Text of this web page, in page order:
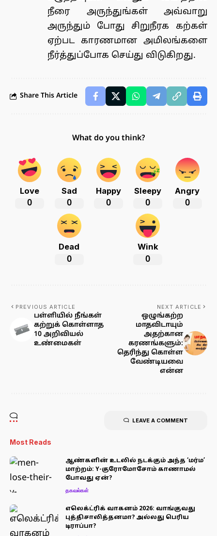
நீரை அருந்துங்கள் அவ்வாறு
அருந்தும் போது சிறுநீரக கற்கள்
ஏற்பட காரணமான அமிலங்களை
நீர்த்துப்போக செய்து விடுகிறது.
Share This Article
What do you think?
Love
0
Sad
0
Happy
0
Sleepy
0
Angry
0
Dead
0
Wink
0
PREVIOUS ARTICLE
பள்ளியில் நீங்கள்
கற்றுக் கொள்ளாத
10 அறிவியல்
உண்மைகள்
NEXT ARTICLE
ஒழுங்கற்ற
மாதவிடாயும்
அதற்கான
கரணங்களும்:
தெரிந்து கொள்ள
வேண்டியவை
என்ன
LEAVE A COMMENT
Most Reads
ஆண்களின் உடலில் நடக்கும் அந்த ‘மர்ம’
மாற்றம்: Y-குரோமோசோம் காணாமல்
போவது ஏன்?
தகவல்கள்
எலெக்ட்ரிக் வாகனம் 2026: வாங்குவது
புத்திசாலித்தனமா? அல்லது பெரிய
டிராப்பா?